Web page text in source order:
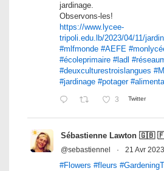
jardinage.
Observons-les!
https://www.lycee-
tripoli.edu.lb/2023/04/11/
#mlfmonde #AEFE
#écoleprimaire #ladl
#deuxculturestroislangues
#jardinage #potager
3 Twitter
Sébastienne Lawton
@sebastiennel · 21 Avr 2023
#Flowers #fleurs